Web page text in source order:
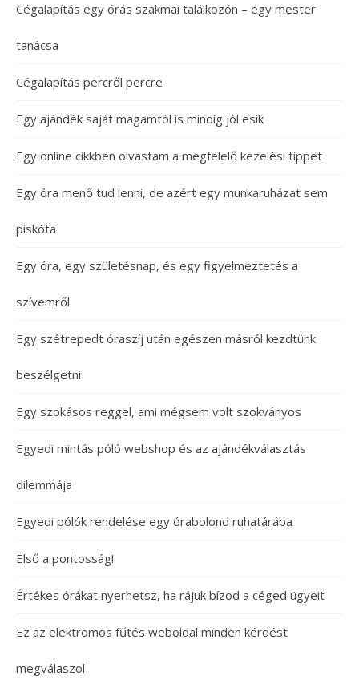
Cégalapítás egy órás szakmai találkozón – egy mester
tanácsa
Cégalapítás percről percre
Egy ajándék saját magamtól is mindig jól esik
Egy online cikkben olvastam a megfelelő kezelési tippet
Egy óra menő tud lenni, de azért egy munkaruházat sem
piskóta
Egy óra, egy születésnap, és egy figyelmeztetés a
szívemről
Egy szétrepedt óraszíj után egészen másról kezdtünk
beszélgetni
Egy szokásos reggel, ami mégsem volt szokványos
Egyedi mintás póló webshop és az ajándékválasztás
dilemmája
Egyedi pólók rendelése egy órabolond ruhatárába
Első a pontosság!
Értékes órákat nyerhetsz, ha rájuk bízod a céged ügyeit
Ez az elektromos fűtés weboldal minden kérdést
megválaszol